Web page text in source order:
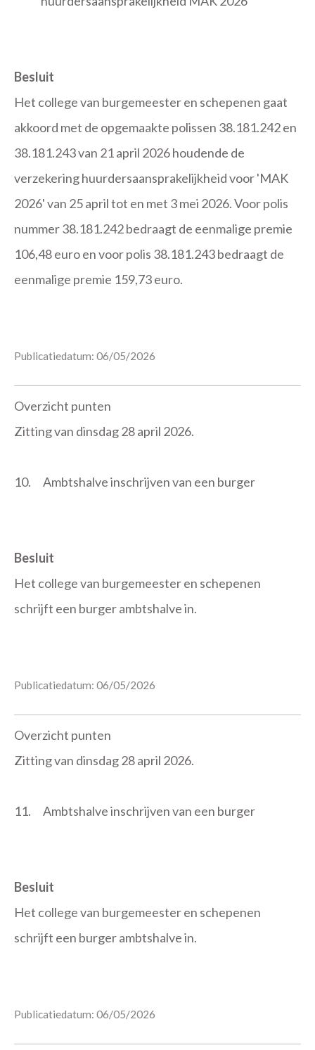
Besluit
Het college van burgemeester en schepenen gaat
akkoord met de opgemaakte polissen 38.181.242 en
38.181.243 van 21 april 2026 houdende de
verzekering huurdersaansprakelijkheid voor 'MAK
2026' van 25 april tot en met 3 mei 2026. Voor polis
nummer 38.181.242 bedraagt de eenmalige premie
106,48 euro en voor polis 38.181.243 bedraagt de
eenmalige premie 159,73 euro.
Publicatiedatum: 06/05/2026
Overzicht punten
Zitting van dinsdag 28 april 2026.
10. Ambtshalve inschrijven van een burger
Besluit
Het college van burgemeester en schepenen
schrijft een burger ambtshalve in.
Publicatiedatum: 06/05/2026
Overzicht punten
Zitting van dinsdag 28 april 2026.
11. Ambtshalve inschrijven van een burger
Besluit
Het college van burgemeester en schepenen
schrijft een burger ambtshalve in.
Publicatiedatum: 06/05/2026